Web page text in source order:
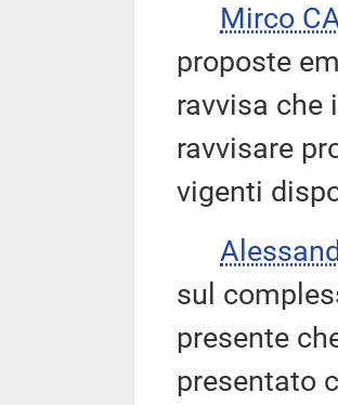
Mirco
proposte
ravvisa che
ravvisare
vigenti
sul
presente
presentato